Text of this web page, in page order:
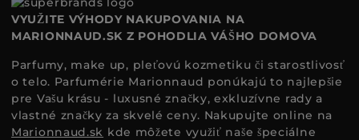
VYUŽITE VÝHODY NAKUPOVANIA NA
MARIONNAUD.SK Z POHODLIA VÁŠHO DOMOVA
Parfumy, make up, pleťovú kozmetiku či starostlivosť
o telo. Parfumérie Marionnaud ponúkajú to najlepšie
pre Vašu krásu - luxusné značky, exkluzívne rady a
vlastné značky za skvelé ceny. Nakupujte online na
Marionnaud.sk kde môžete využiť naše špeciálne